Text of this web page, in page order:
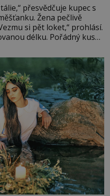
přesvědčuje kupec s
Žena pečlivě
si pět loket,“ prohlásí.
délku. Pořádný kus
zhodnotí švadlena
„Ošidili vás, podívejte.“